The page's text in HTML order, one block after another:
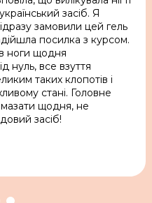
засіб. Я
замовили цей гель
посилка з курсом.
ноги щодня
нуль, все взуття
таких клопотів і
стані. Головне
мазати щодня, не
засіб!